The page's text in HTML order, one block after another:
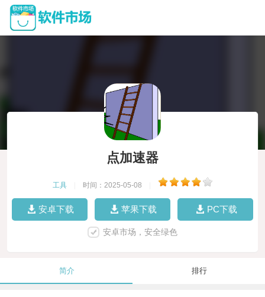
点加速器
工具 时间：2025-05-08
安卓下载 苹果下载 PC下载
安卓市场，安全绿色
简介 排行